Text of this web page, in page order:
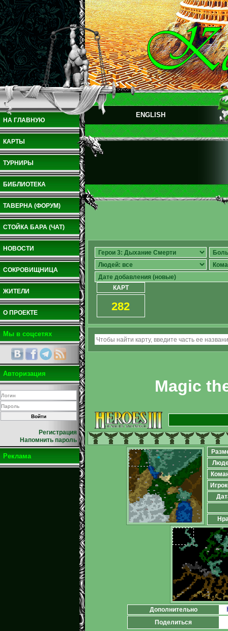
НА ГЛАВНУЮ
КАРТЫ
ТУРНИРЫ
БИБЛИОТЕКА
ТАВЕРНА (ФОРУМ)
СТОЙКА БАРА (ЧАТ)
НОВОСТИ
СОКРОВИЩНИЦА
ЖИТЕЛИ
О ПРОЕКТЕ
Мы в соцсетях
Авторизация
Регистрация
Напомнить пароль
Реклама
ENGLISH
КАРТ
282
Magic
Дополнительно
Поделиться